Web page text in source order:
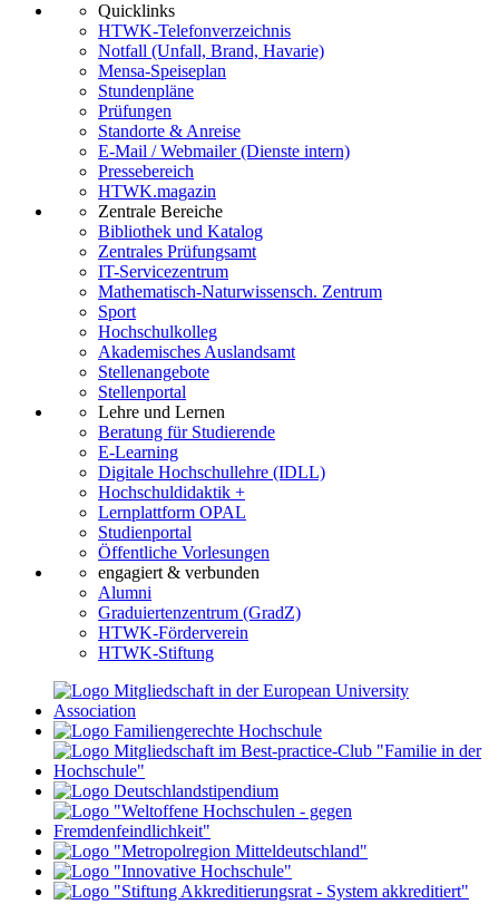
Quicklinks
HTWK-Telefonverzeichnis
Notfall (Unfall, Brand, Havarie)
Mensa-Speiseplan
Stundenpläne
Prüfungen
Standorte & Anreise
E-Mail / Webmailer (Dienste intern)
Pressebereich
HTWK.magazin
Zentrale Bereiche
Bibliothek und Katalog
Zentrales Prüfungsamt
IT-Servicezentrum
Mathematisch-Naturwissensch. Zentrum
Sport
Hochschulkolleg
Akademisches Auslandsamt
Stellenangebote
Stellenportal
Lehre und Lernen
Beratung für Studierende
E-Learning
Digitale Hochschullehre (IDLL)
Hochschuldidaktik +
Lernplattform OPAL
Studienportal
Öffentliche Vorlesungen
engagiert & verbunden
Alumni
Graduiertenzentrum (GradZ)
HTWK-Förderverein
HTWK-Stiftung